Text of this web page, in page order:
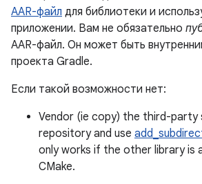
AAR-файл для библиотеки и
приложении. Вам не обязательно
AAR-файл. Он может быть
проекта Gradle.
Если такой возможности нет:
Vendor (ie copy) the third-party
repository and use
only works if the other library is
CMake.